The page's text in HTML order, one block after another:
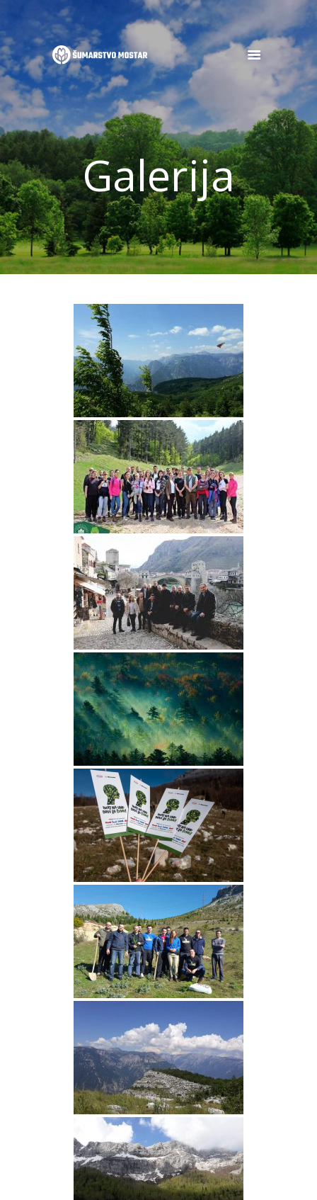
Galerija
POČETNA
O NAMA
OGLASI
DJELATNOSTI
GALERIJA
NOVOSTI
KONTAKT